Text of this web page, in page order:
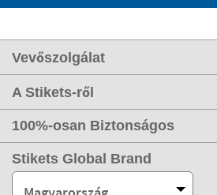
Vevőszolgálat
A Stikets-ről
100%-osan Biztonságos
Stikets Global Brand